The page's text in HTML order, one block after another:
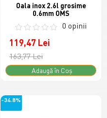
Oala inox 2.6l grosime
0.6mm OMS
0 opinii
119,47 Lei
163,77 Lei
Adaugă în Coş
-34.8%